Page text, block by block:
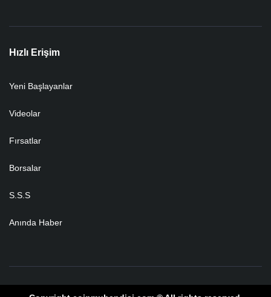
Hızlı Erişim
Yeni Başlayanlar
Videolar
Fırsatlar
Borsalar
S.S.S
Anında Haber